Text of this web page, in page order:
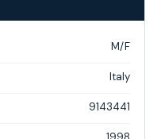
M/F
Italy
9143441